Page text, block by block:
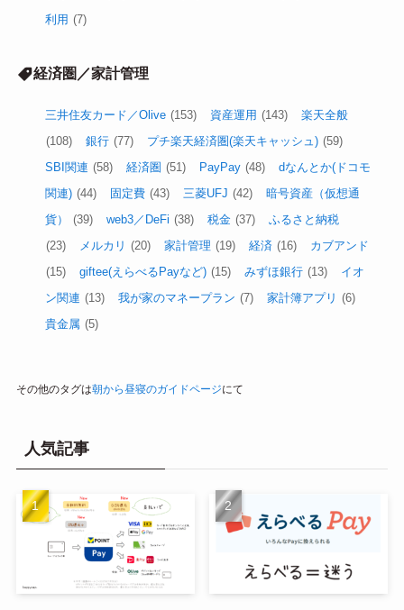
利用 (7)
経済圏／家計管理
三井住友カード／Olive (153) 資産運用 (143)
楽天全般
(108)
銀行 (77) プチ楽天経済圏(楽天キャッシュ) (59)
SBI関連 (58) 経済圏 (51) PayPay (48)
dなんとか(ドコモ
関連) (44) 固定費 (43) 三菱UFJ (42)
暗号資産（仮想通
貨）
(39) web3／DeFi (38) 税金 (37)
ふるさと納税
(23)
メルカリ (20) 家計管理 (19) 経済 (16)
カブアンド
(15)
giftee(えらべるPayなど) (15) みずほ銀行 (13)
イオ
ン関連 (13) 我が家のマネープラン (7) 家計簿アプリ (6)
貴金属 (5)
その他のタグは朝から昼寝のガイドページにて
人気記事